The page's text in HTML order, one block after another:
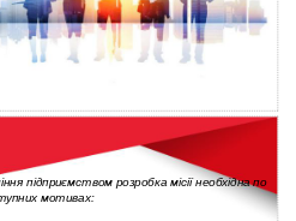
підприємством розробка місії необхідна по
мотивах: